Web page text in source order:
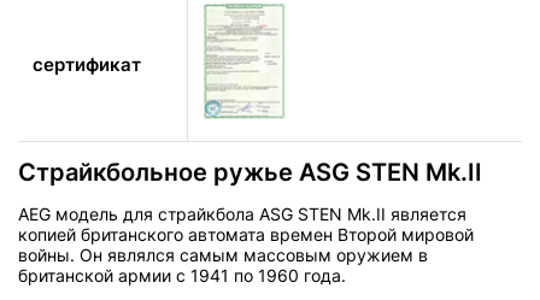
сертификат
Страйкбольное ружье ASG STEN Mk.II
AEG модель для страйкбола ASG STEN Mk.II является
копией британского автомата времен Второй мировой
войны. Он являлся самым массовым оружием в
британской армии с 1941 по 1960 года.